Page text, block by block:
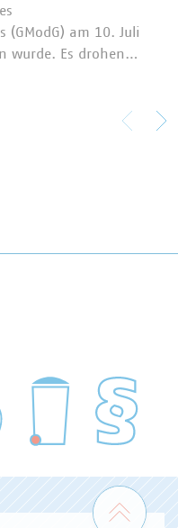
(GModG) am 10. Juli
wurde. Es drohen…
Zum